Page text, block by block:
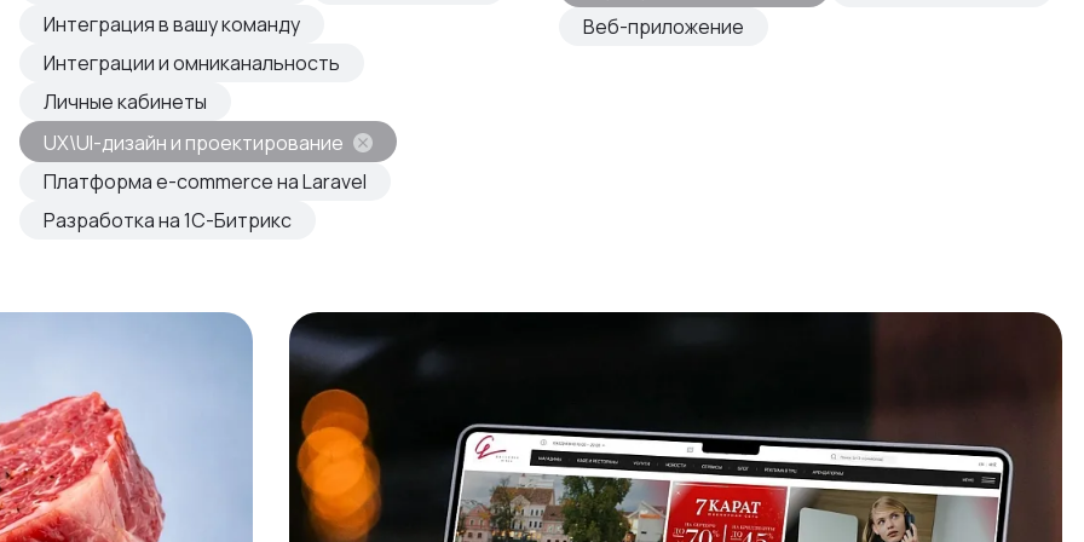
Интеграция в вашу команду
Интеграции и омниканальность
Личные кабинеты
UX\UI-дизайн и проектирование
Платформа e-commerce на Laravel
Разработка на 1С-Битрикс
Веб-приложение